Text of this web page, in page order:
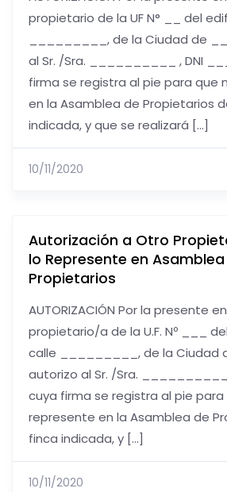
propietario de la UF N° __ del
_________, de la Ciudad de
al Sr. /Sra. __________ , DNI
firma se registra al pie para que
en la Asamblea de Propietarios
indicada, y que se realizará […]
10/11/2020
Autorización a Otro
lo Represente en
Propietarios
AUTORIZACIÓN Por la presente
propietario/a de la U.F. Nº ___
calle _________, de la Ciudad
autorizo al Sr. /Sra.
cuya firma se registra al pie
represente en la Asamblea de
finca indicada, y […]
10/11/2020